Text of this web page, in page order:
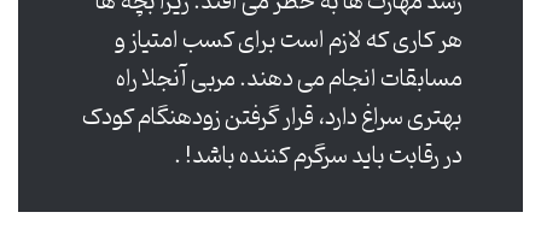
هر کاری که لازم است برای کسب امتیاز و
مسابقات انجام می دهند. مربی آنجلا راه
بهتری سراغ دارد، قرار گرفتن زودهنگام کودک
در رقابت باید سرگرم کننده باشد! .